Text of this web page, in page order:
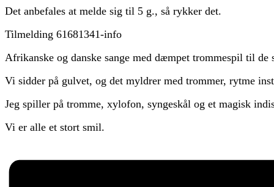
Det anbefales at melde sig til 5 g., så rykker det.
Tilmelding 61681341-info
Afrikanske og danske sange med dæmpet trommespil til de
Vi sidder på gulvet, og det myldrer med trommer, rytme
Jeg spiller på tromme, xylofon, syngeskål og et magisk
Vi er alle et stort smil.